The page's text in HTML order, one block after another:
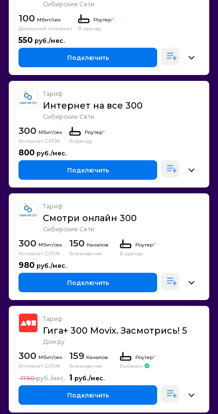
Сибирские Сети
100
Домашний интернет
Роутер*
В аренду
550
Подключить
Тариф
Интернет на все 300
Сибирские Сети
300
Интернет GPON
Роутер*
В аренду
800
Подключить
Тариф
Смотри онлайн 300
Сибирские Сети
300
Интернет GPON
150 Каналов
Телевидение
Роутер*
В аренду
980
Подключить
Тариф
Гига+ 300 Movix. Засмотрись! 5
Дом.ру
300
Интернет GPON
159 Каналов
Телевидение
Роутер*
Включен
1
1790
Подключить